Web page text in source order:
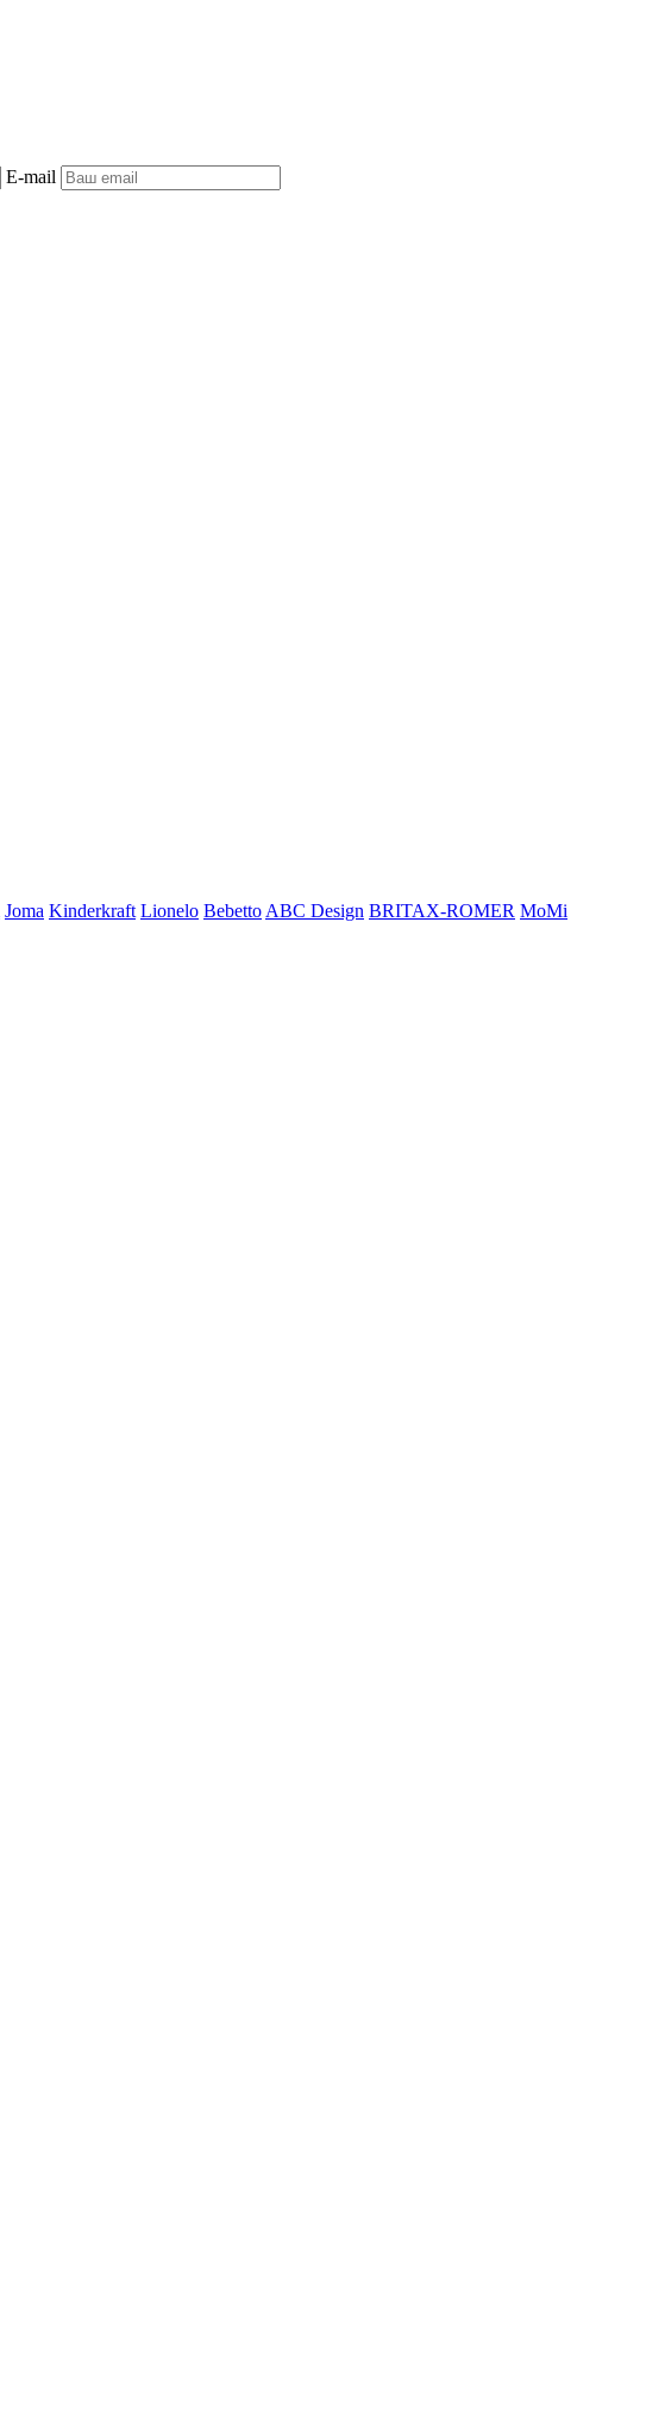
E-mail
Joma Kinderkraft Lionelo Bebetto ABC Design BRITAX-ROMER MoMi